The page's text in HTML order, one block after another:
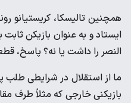
همچنین تالیسکا، کریستیانو
ایستاد و به عنوان بازیکن
النصر را داشت یا نه؟ پاسخ،
ما از استقلال در شرایطی طلب
بازیکنی خارجی که مثلاً طرف